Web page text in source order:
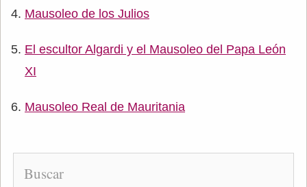
Mausoleo de los Julios
El escultor Algardi y el Mausoleo del Papa León
XI
Mausoleo Real de Mauritania
Buscar